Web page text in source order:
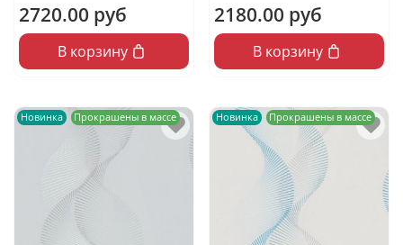
2720.00 руб
В корзину
2180.00 руб
В корзину
Новинка Прокрашены в массе Новинка Прокрашены в массе